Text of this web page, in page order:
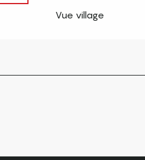
Vue village